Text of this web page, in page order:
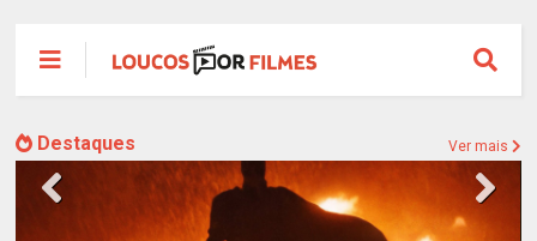
Destaques Ver mais